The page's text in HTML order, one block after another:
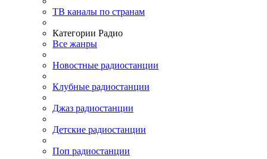
ТВ каналы по странам
Категории Радио
Все жанры
Новостные радиостанции
Клубные радиостанции
Джаз радиостанции
Детские радиостанции
Поп радиостанции